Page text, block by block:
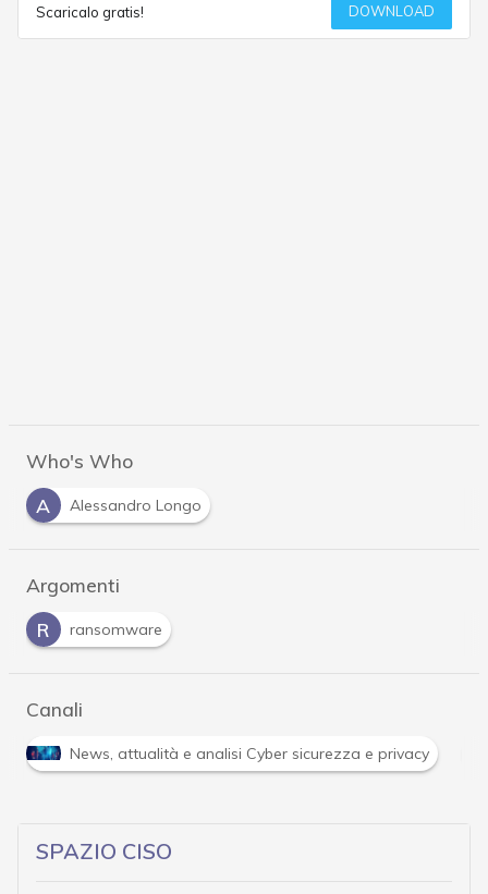
Scaricalo gratis! DOWNLOAD
Who's Who
A
Alessandro Longo
Argomenti
R
ransomware
Canali
e analisi Cyber sicurezza e privacy R Ransomware
SPAZIO CISO